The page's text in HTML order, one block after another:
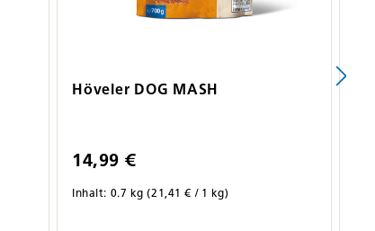
Höveler DOG MASH
14,99 €
Inhalt: 0.7 kg(21,41 € / 1 kg)